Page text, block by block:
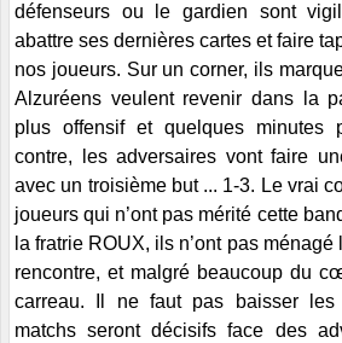
défenseurs ou le gardien sont
abattre ses dernières cartes et faire
nos joueurs. Sur un corner, ils
Alzuréens veulent revenir dans la
plus offensif et quelques minutes
contre, les adversaires vont faire
avec un troisième but ... 1-3. Le vrai
joueurs qui n’ont pas mérité cette
la fratrie ROUX, ils n’ont pas
rencontre, et malgré beaucoup du
carreau. Il ne faut pas baisser les
matchs seront décisifs face des